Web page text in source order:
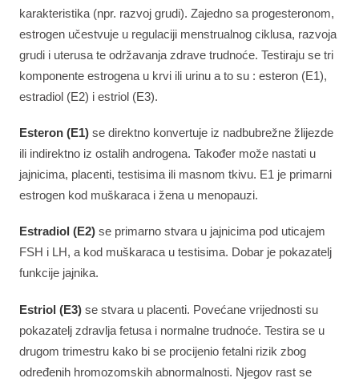
karakteristika (npr. razvoj grudi). Zajedno sa progesteronom,
estrogen učestvuje u regulaciji menstrualnog ciklusa, razvoja
grudi i uterusa te održavanja zdrave trudnoće. Testiraju se tri
komponente estrogena u krvi ili urinu a to su : esteron (E1),
estradiol (E2) i estriol (E3).
Esteron (E1) se direktno konvertuje iz nadbubrežne žlijezde
ili indirektno iz ostalih androgena. Također može nastati u
jajnicima, placenti, testisima ili masnom tkivu. E1 je primarni
estrogen kod muškaraca i žena u menopauzi.
Estradiol (E2) se primarno stvara u jajnicima pod uticajem
FSH i LH, a kod muškaraca u testisima. Dobar je pokazatelj
funkcije jajnika.
Estriol (E3) se stvara u placenti. Povećane vrijednosti su
pokazatelj zdravlja fetusa i normalne trudnoće. Testira se u
drugom trimestru kako bi se procijenio fetalni rizik zbog
određenih hromozomskih abnormalnosti. Njegov rast se